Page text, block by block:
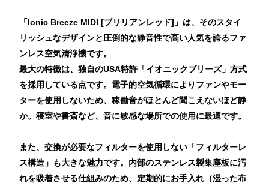
「Ionic Breeze MIDI [ブリリアンレッド]」は、そのスタイ
リッシュなデザインと圧倒的な静音性で高い人気を誇るファ
ンレス空気清浄機です。
最大の特徴は、独自のUSA特許「イオニックブリーズ」方式
を採用している点です。電子的空気循環によりファンやモー
ターを使用しないため、稼働音がほとんど聞こえないほど静
か。寝室や書斎など、音に敏感な場所での使用に最適です。
また、交換が必要なフィルターを使用しない「フィルターレ
ス構造」も大きな魅力です。内部のステンレス製集塵板に汚
れを吸着させる仕組みのため、定期的にお手入れ（湿った布